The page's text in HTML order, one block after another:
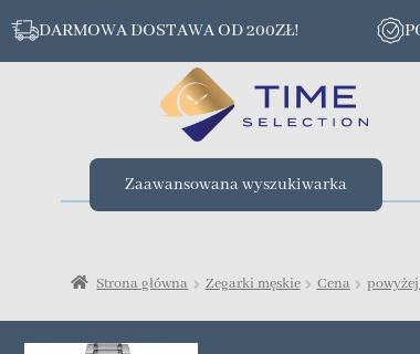
DARMOWA DOSTAWA OD 200ZŁ!
Zaawansowana wyszukiwarka
Strona główna Zegarki męskie Cena